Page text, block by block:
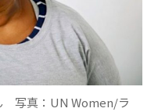
写真：UN Women/ラ